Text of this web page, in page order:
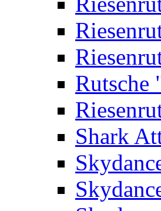
Rutsche
Shark